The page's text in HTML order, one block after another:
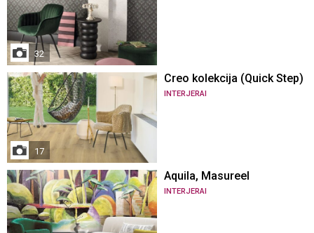
32
17
Creo kolekcija (Quick Step)
INTERJERAI
Aquila, Masureel
INTERJERAI